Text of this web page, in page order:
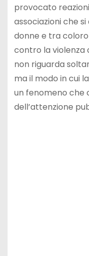
provocato
associazioni che
donne e tra
contro la violenza
non riguarda
ma il modo in cui
un fenomeno che
dell’attenzione